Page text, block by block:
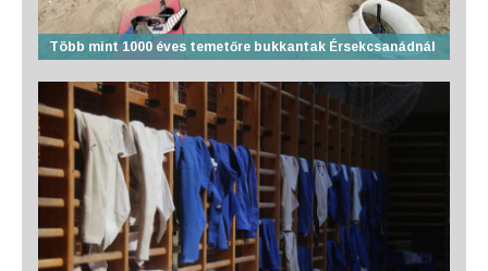
Több mint 1000 éves temetőre bukkantak Érsekcsanádnál